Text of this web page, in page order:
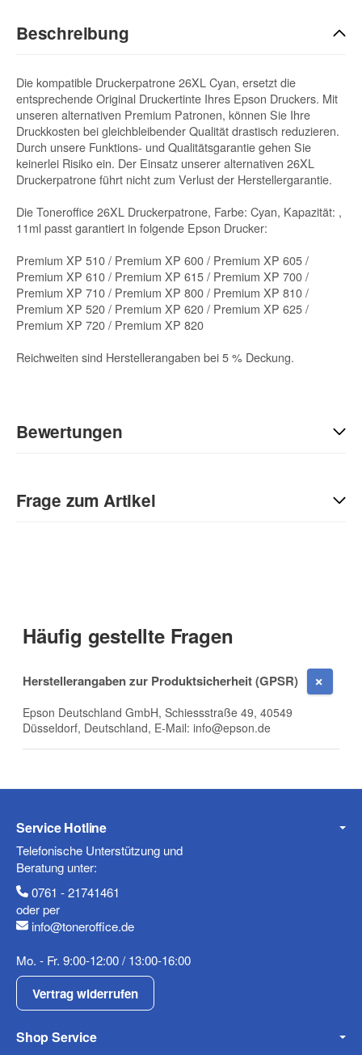
Beschreibung
Die kompatible Druckerpatrone 26XL Cyan, ersetzt die
entsprechende Original Druckertinte Ihres Epson Druckers. Mit
unseren alternativen Premium Patronen, können Sie Ihre
Druckkosten bei gleichbleibender Qualität drastisch reduzieren.
Durch unsere Funktions- und Qualitätsgarantie gehen Sie
keinerlei Risiko ein. Der Einsatz unserer alternativen 26XL
Druckerpatrone führt nicht zum Verlust der Herstellergarantie.
Die Toneroffice 26XL Druckerpatrone, Farbe: Cyan, Kapazität: ,
11ml passt garantiert in folgende Epson Drucker:
Premium XP 510 / Premium XP 600 / Premium XP 605 /
Premium XP 610 / Premium XP 615 / Premium XP 700 /
Premium XP 710 / Premium XP 800 / Premium XP 810 /
Premium XP 520 / Premium XP 620 / Premium XP 625 /
Premium XP 720 / Premium XP 820
Reichweiten sind Herstellerangaben bei 5 % Deckung.
Bewertungen
Sie Anderen bei der Kaufentscheidung:
Frage zum Artikel
Nachname
Firma
E-Mail
Telefon
Häufig gestellte Fragen
Herstellerangaben zur Produktsicherheit (GPSR)
Epson Deutschland GmbH, Schiessstraße 49, 40549
Düsseldorf, Deutschland, E-Mail: info@epson.de
Service Hotline
Telefonische Unterstützung und
Beratung unter:
0761 - 21741461
oder per
info@toneroffice.de
Mo. - Fr. 9:00-12:00 / 13:00-16:00
Vertrag widerrufen
Shop Service